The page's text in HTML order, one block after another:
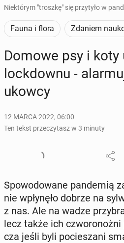
Niektórym "troszkę" się przytyło w
Fauna i flora Zdaniem
Domowe psy i koty
lock­dow­nu -
ukow­cy
12 MARCA 2022, 06:00
Ten tekst przeczytasz w 3 minuty
Spo­wo­do­wa­ne pan­de­mią
nie wpły­nę­ło dobrze na
z nas. Ale na wadze
lecz także ich
cza jeśli byli po­cie­sza­ni